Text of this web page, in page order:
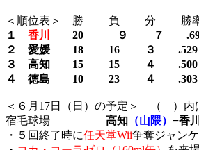
＜順位表＞ 勝 負
１
香川
20 ９ ７
２ 愛媛 18 16 ３
３ 高知 15 15 ４
４ 徳島 10 23 ４
＜６月17日（日）の予定＞ （ ）内
宿毛球場 高知 （山隈） −香川
・５回終了時に任天堂Wii争奪ジャン